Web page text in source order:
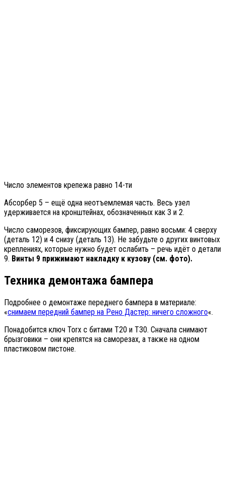
Число элементов крепежа равно 14-ти
Абсорбер 5 – ещё одна неотъемлемая часть. Весь узел
удерживается на кронштейнах, обозначенных как 3 и 2.
Число саморезов, фиксирующих бампер, равно восьми: 4 сверху
(деталь 12) и 4 снизу (деталь 13). Не забудьте о других винтовых
креплениях, которые нужно будет ослабить – речь идёт о детали
9. Винты 9 прижимают накладку к кузову (см. фото).
Техника демонтажа бампера
Подробнее о демонтаже переднего бампера в материале:
«снимаем передний бампер на Рено Дастер: ничего сложного«.
Понадобится ключ Torx с битами T20 и T30. Сначала снимают
брызговики – они крепятся на саморезах, а также на одном
пластиковом пистоне.